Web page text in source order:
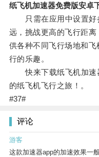
纸飞机加速器免费版安卓
只需在应用中设置好
远，挑战更高的飞行距
供各种不同飞行场地和
行的乐趣。
快来下载纸飞机加速
的纸飞机飞行之旅！。
#37#
评论
游客
这款加速器app的加速效果一